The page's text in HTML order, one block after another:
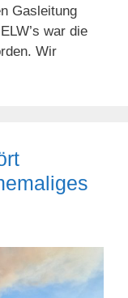
Gasleitung
war die
Wir